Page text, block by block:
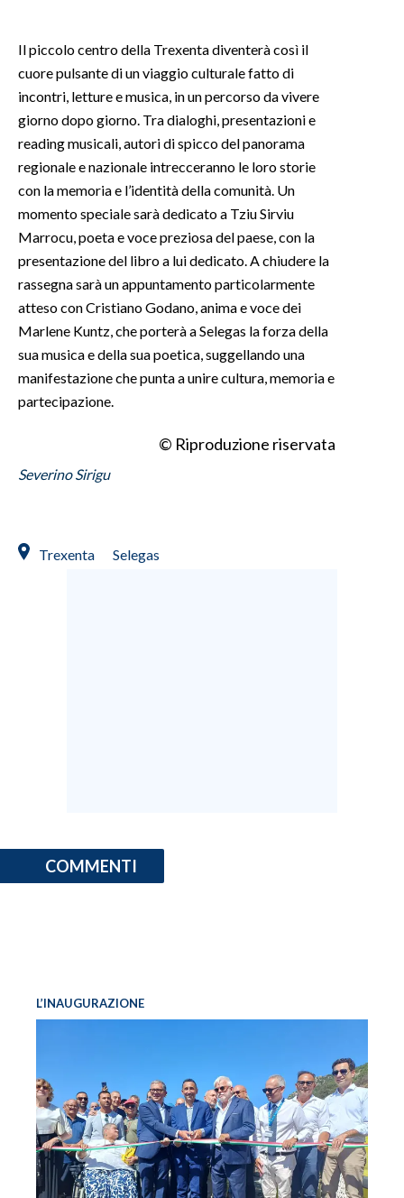
ABBONATI
ANNUNCI
NECROLOGI
SPIAGGE
STORE
Il piccolo centro della Trexenta diventerà così il
cuore pulsante di un viaggio culturale fatto di
incontri, letture e musica, in un percorso da vivere
giorno dopo giorno. Tra dialoghi, presentazioni e
reading musicali, autori di spicco del panorama
regionale e nazionale intrecceranno le loro storie
con la memoria e l’identità della comunità. Un
momento speciale sarà dedicato a Tziu Sirviu
Marrocu, poeta e voce preziosa del paese, con la
presentazione del libro a lui dedicato. A chiudere la
rassegna sarà un appuntamento particolarmente
atteso con Cristiano Godano, anima e voce dei
Marlene Kuntz, che porterà a Selegas la forza della
sua musica e della sua poetica, suggellando una
manifestazione che punta a unire cultura, memoria e
partecipazione.
© Riproduzione riservata
Severino Sirigu
Trexenta Selegas
COMMENTI
L’INAUGURAZIONE